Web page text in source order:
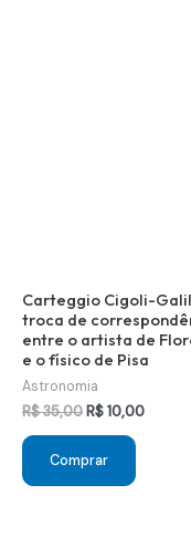
Carteggio Cigoli-
troca de
entre o artista de
e o físico de Pisa
Astronomia
R$35,00O
original
era:
R$ 35,00.
R$10,00O
Comprar